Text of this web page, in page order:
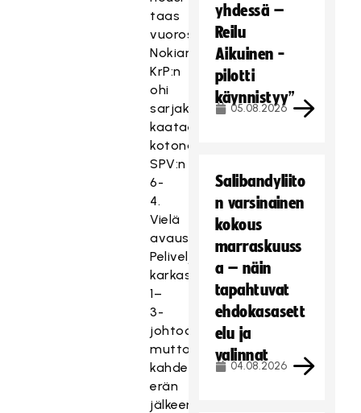
taas
vuorostaan
Nokian
KrP:n
ohi
sarjakakkoseksi
kaataessaan
kotonaan
SPV:n
6-
4.
Vielä
avauserässä
Peliveljet
karkasi
1–
3-
johtoon,
mutta
kahden
erän
jälkeen
yhdessä –
Reilu
Aikuinen -
pilotti
käynnistyy”
05.08.2026
Salibandyliito
n varsinainen
kokous
marraskuuss
a – näin
tapahtuvat
ehdokasasett
elu ja
valinnat
04.08.2026